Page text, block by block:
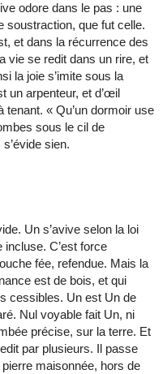
odore dans le pas : une
soustraction, que fut celle.
et dans la récurrence des
vie se redit dans un rire, et
la joie s’imite sous la
un arpenteur, et d’œil
« Qu’un dormoir use
sous le cil de
sien.
Un s’avive selon la loi
incluse. C’est force
fée, refendue. Mais la
est de bois, et qui
cessibles. Un est Un de
Nul voyable fait Un, ni
précise, sur la terre. Et
par plusieurs. Il passe
maisonnée, hors de